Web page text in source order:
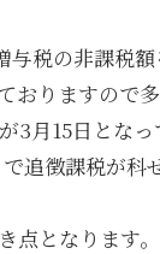
の非課税額
りますので
月15日となっ
追徴課税が科
となります。